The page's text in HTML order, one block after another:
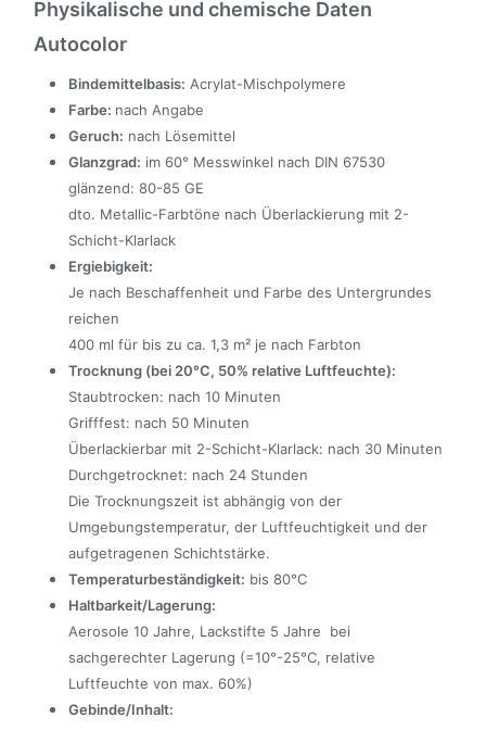
Physikalische und chemische Daten
Autocolor
Bindemittelbasis: Acrylat-Mischpolymere
Farbe: nach Angabe
Geruch: nach Lösemittel
Glanzgrad: im 60° Messwinkel nach DIN 67530
glänzend: 80-85 GE
dto. Metallic-Farbtöne nach Überlackierung mit 2-
Schicht-Klarlack
Ergiebigkeit:
Je nach Beschaffenheit und Farbe des Untergrundes
reichen
400 ml für bis zu ca. 1,3 m² je nach Farbton
Trocknung (bei 20°C, 50% relative Luftfeuchte):
Staubtrocken: nach 10 Minuten
Grifffest: nach 50 Minuten
Überlackierbar mit 2-Schicht-Klarlack: nach 30 Minuten
Durchgetrocknet: nach 24 Stunden
Die Trocknungszeit ist abhängig von der
Umgebungstemperatur, der Luftfeuchtigkeit und der
aufgetragenen Schichtstärke.
Temperaturbeständigkeit: bis 80°C
Haltbarkeit/Lagerung:
Aerosole 10 Jahre, Lackstifte 5 Jahre bei
sachgerechter Lagerung (=10°-25°C, relative
Luftfeuchte von max. 60%)
Gebinde/Inhalt: